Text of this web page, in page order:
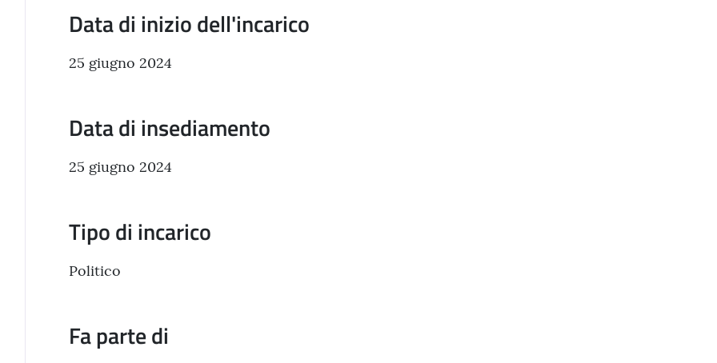
Data di inizio dell'incarico
25 giugno 2024
Data di insediamento
25 giugno 2024
Tipo di incarico
Politico
Fa parte di